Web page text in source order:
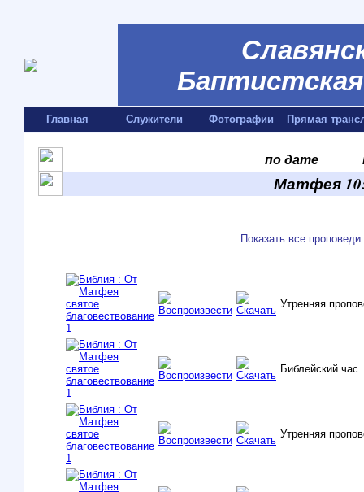
Главная Служители Фотографии Прямая
по дате
Матфея
Показать все
Утренняя
Библейский час
Утренняя